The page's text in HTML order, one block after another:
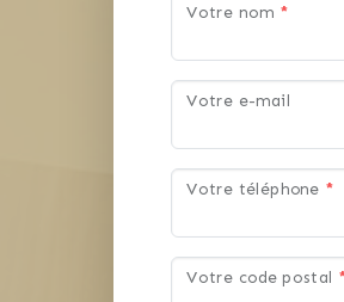
Votre nom *
Votre e-mail
Votre téléphone *
Votre code postal